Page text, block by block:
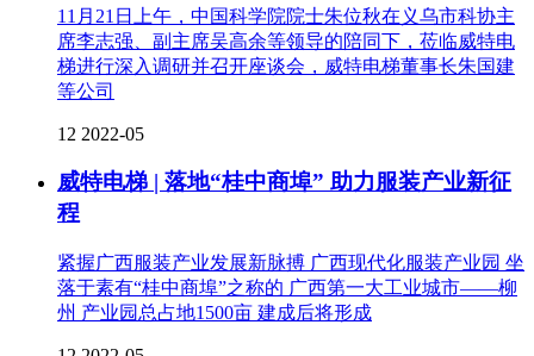
11月21日上午，中国科学院院士朱位秋在义乌市科协主
席李志强、副主席吴高余等领导的陪同下，莅临威特电
梯进行深入调研并召开座谈会，威特电梯董事长朱国建
等公司
12 2022-05
威特电梯 | 落地“桂中商埠” 助力服装产业新征
程
紧握广西服装产业发展新脉搏 广西现代化服装产业园 坐
落于素有“桂中商埠”之称的 广西第一大工业城市——柳
州 产业园总占地1500亩 建成后将形成